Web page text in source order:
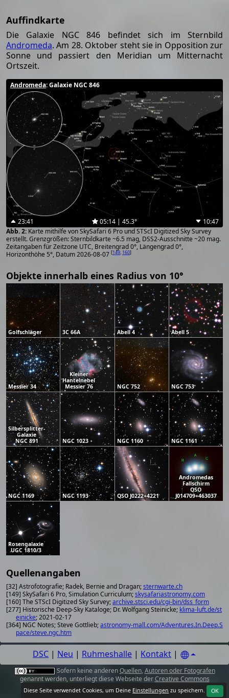
Auffindkarte
Die Galaxie NGC 846 befindet sich im Sternbild
Andromeda. Am 28. Oktober steht sie in Opposition zur
Sonne und passiert den Meridian um Mitternacht
Ortszeit.
Andromeda: Galaxie NGC 846
23:41 05:14 | 45.3°
10:47
Karte mithilfe von SkySafari 6 Pro und STScI Digitized Sky Survey
erstellt. Grenzgrößen: Sternbildkarte ~6.5 mag, DSS2-Ausschnitte ~20 mag.
Zeitangaben für Zeitzone UTC, Breitengrad 0°, Längengrad 0°,
Horizonthöhe 5°, Datum 2026-08-07 [149, 160]
Objekte innerhalb eines Radius von 10°
Golfschläger 3C 66A Abell 4 Abell 5
Messier 34
Kleiner
Hantelnebel
Messier 76
NGC 752 NGC 753
Silbersplitter-
Galaxie
NGC 891
NGC 1023 NGC 1160 NGC 1161
NGC 1169 NGC 1193 QSO J0222+4221
Andromedas
Fallschirm
QSO
J014709+463037
Rosengalaxie
UGC 1810/3
Quellenangaben
[32] Astrofotografie; Radek, Bernie and Dragan;sternwarte.ch
[149] SkySafari 6 Pro, Simulation Curriculum;skysafariastronomy.com
[160] The STScI Digitized Sky Survey;archive.stsci.edu/cgi-bin/dss_form
[277] Historische Deep-Sky Kataloge; Dr. Wolfgang Steinicke; klima-luft.de/st
einicke; 2021-02-17
[364] NGC Notes; Steve Gottlieb;astronomy-mall.com/Adventures.In.Deep.S
pace/steve.ngc.htm
DSC | Neu | Ruhmeshalle | Kontakt |
Sofern keine anderenQuellen, Autoren oder Fotografen
genannt werden, unterliegt diese Webseite derCreative Commons
Attribution 4.0 International License
Diese Seite verwendet Cookies, um Deine Einstellungen zu speichern. OK